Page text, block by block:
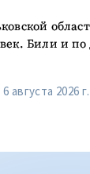
Били и
6 августа 2026